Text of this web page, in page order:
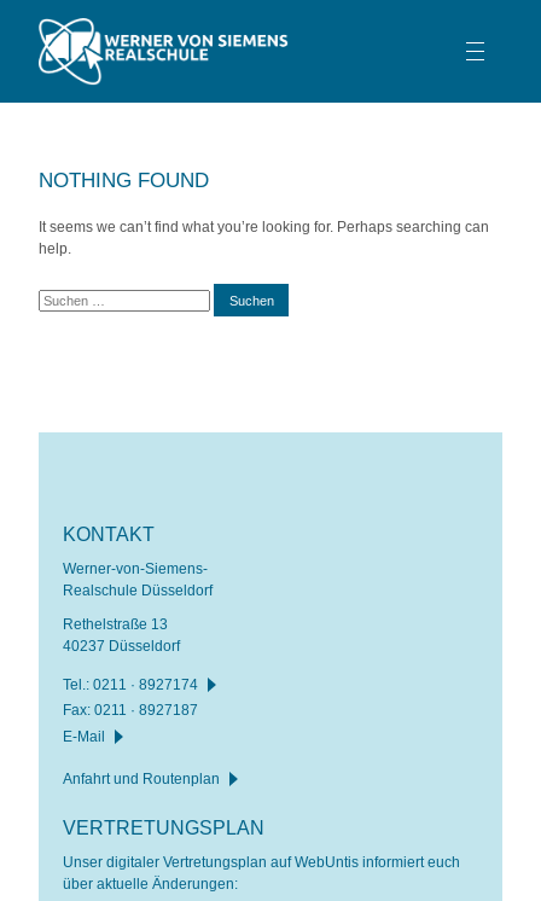
BERATUNG
SERVICE
NOTHING FOUND
It seems we can’t find what you’re looking for. Perhaps searching can
help.
KONTAKT
Werner-von-Siemens-
Realschule Düsseldorf
Rethelstraße 13
40237 Düsseldorf
Tel.: 0211 · 8927174
Fax: 0211 · 8927187
E-Mail
Anfahrt und Routenplan
VERTRETUNGSPLAN
Unser digitaler Vertretungsplan auf WebUntis informiert euch
über aktuelle Änderungen: